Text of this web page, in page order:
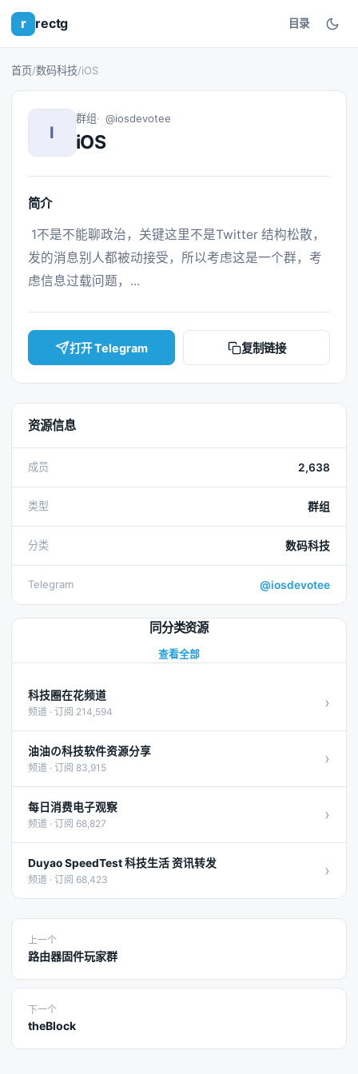
r rectg 目录
首页/数码科技/iOS
I
群组 @iosdevotee
iOS
简介
发的消息别人都被动接受，所以考虑这是一个群，考
虑信息过载问题，...
打开 Telegram 复制链接
资源信息
成员 2,638
类型 群组
分类 数码科技
Telegram @iosdevotee
同分类资源
查看全部
科技圈在花频道
频道 · 订阅 214,594 ›
油油の科技软件资源分享
频道 · 订阅 83,915 ›
每日消费电子观察
频道 · 订阅 68,827 ›
Duyao SpeedTest 科技生活 资讯转发
频道 · 订阅 68,423 ›
上一个
路由器固件玩家群
下一个
theBlock